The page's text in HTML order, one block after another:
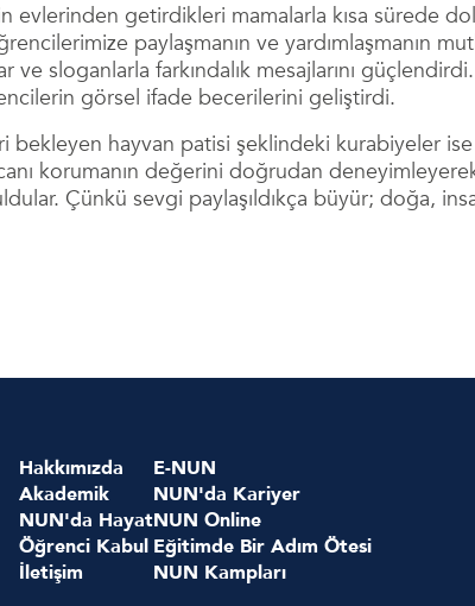
evlerinden getirdikleri mamalarla kısa sürede
paylaşmanın ve yardımlaşmanın
sloganlarla farkındalık mesajlarını
görsel ifade becerilerini geliştirdi.
bekleyen hayvan patisi şeklindeki kurabiyeler
korumanın değerini doğrudan
Çünkü sevgi paylaşıldıkça büyür; doğa,
Hakkımızda
Akademik
NUN'da Hayat
Öğrenci Kabul
İletişim
E-NUN
NUN'da Kariyer
NUN Online
Eğitimde Bir Adım Ötesi
NUN Kampları